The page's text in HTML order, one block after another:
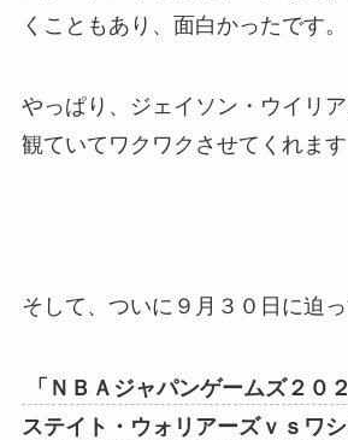
くこともあり、面白かったです。
やっぱり、ジェイソン・ウイリ
観ていてワクワクさせてくれます
そして、ついに９月３０日に迫っ
「ＮＢＡジャパンゲームズ２
ステイト・ウォリアーズｖｓワ